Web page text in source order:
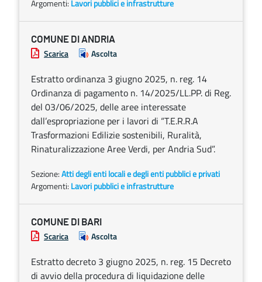
Argomenti: Lavori pubblici e infrastrutture
COMUNE DI ANDRIA
Scarica Ascolta
Estratto ordinanza 3 giugno 2025, n. reg. 14
Ordinanza di pagamento n. 14/2025/LL.PP. di Reg.
del 03/06/2025, delle aree interessate
dall’espropriazione per i lavori di “T.E.R.R.A
Trasformazioni Edilizie sostenibili, Ruralità,
Rinaturalizzazione Aree Verdi, per Andria Sud”.
Sezione:Atti degli enti locali e degli enti pubblici e privati
Argomenti: Lavori pubblici e infrastrutture
COMUNE DI BARI
Scarica Ascolta
Estratto decreto 3 giugno 2025, n. reg. 15 Decreto
di avvio della procedura di liquidazione delle